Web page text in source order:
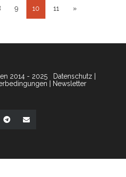
9 10 11 »
2014 - 2025 Datenschutz
Newsletter